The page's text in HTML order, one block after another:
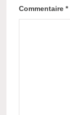
Commentaire*